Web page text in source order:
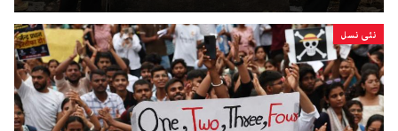
نئی نسل